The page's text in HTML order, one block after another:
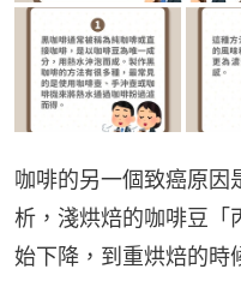
咖啡的另一個致癌原因
析，淺烘焙的咖啡豆「
始下降，到重烘焙的時